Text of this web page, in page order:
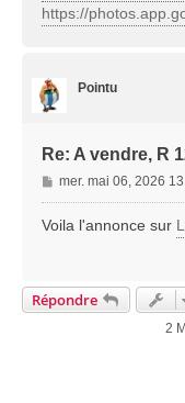
https://
Pointu
Re: A vendre, R
M
e
s
e
mer. mai 06, 2026
Voila l'annonce sur
Répondre
2